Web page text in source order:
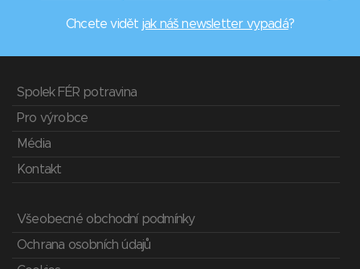
Chcete vidět jak náš newsletter vypadá?
Spolek FÉR potravina
Pro výrobce
Média
Kontakt
Všeobecné obchodní podmínky
Ochrana osobních údajů